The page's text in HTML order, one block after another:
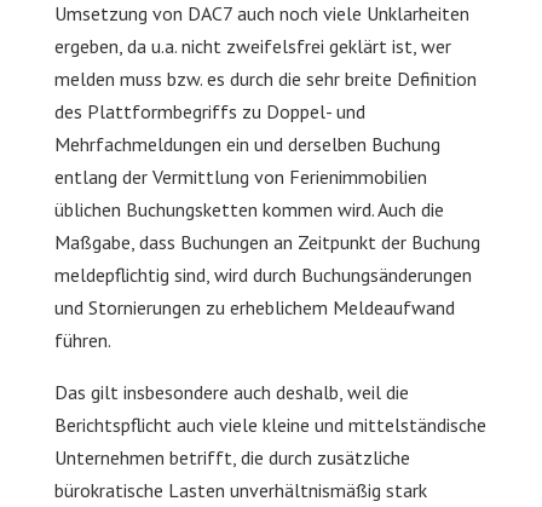
Umsetzung von DAC7 auch noch viele Unklarheiten
ergeben, da u.a. nicht zweifelsfrei geklärt ist, wer
melden muss bzw. es durch die sehr breite Definition
des Plattformbegriffs zu Doppel- und
Mehrfachmeldungen ein und derselben Buchung
entlang der Vermittlung von Ferienimmobilien
üblichen Buchungsketten kommen wird. Auch die
Maßgabe, dass Buchungen an Zeitpunkt der Buchung
meldepflichtig sind, wird durch Buchungsänderungen
und Stornierungen zu erheblichem Meldeaufwand
führen.
Das gilt insbesondere auch deshalb, weil die
Berichtspflicht auch viele kleine und mittelständische
Unternehmen betrifft, die durch zusätzliche
bürokratische Lasten unverhältnismäßig stark